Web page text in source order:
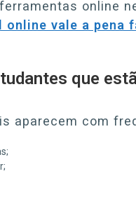
online
vale a pena
que
aparecem com